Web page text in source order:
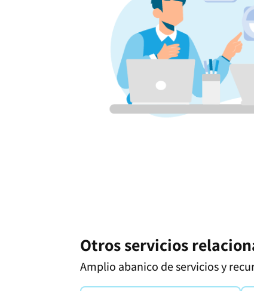
Otros servicios
Amplio abanico de servicios y